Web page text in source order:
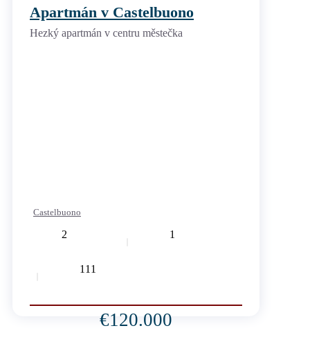
Apartmán v Castelbuono
Hezký apartmán v centru městečka
Castelbuono
2 1
111
€120.000